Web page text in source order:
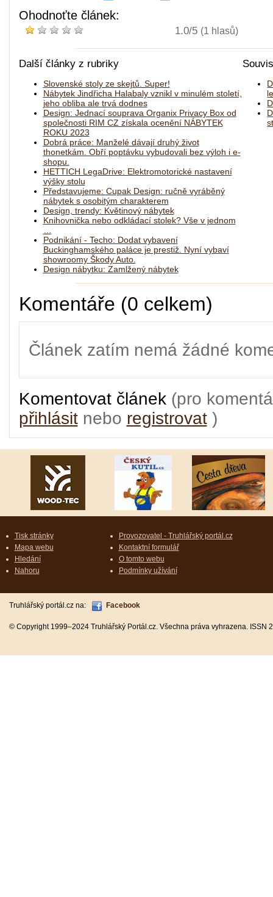
Ohodnoťte článek:
1.0/5 (1 hlasů)
Další články z rubriky
Slovenské stoly ze skejtů. Super!
Nábytek Jindřicha Halabaly vznikl v minulém století,
jeho obliba ale trvá dodnes
Design: Jednací souprava Organix Privacy Box od
společnosti RIM CZ získala ocenění NÁBYTEK
ROKU 2023
Dobrá práce: Manželé dávají druhý život
thonetkám. Obří poptávku vybudovali bez výloh i e-
shopu.
HETTICH LegaDrive: Elektromotorické nastavení
výšky stolu
Představujeme: Cupak Design: ručně vyráběný
nábytek s osobitým charakterem
Design, trendy: Květinový nábytek
Knihovnička nebo odkládací stolek? Vše v jednom
Podnikání - Techo: Dodat vybavení
Buckinghamského paláce je prestiž. Nyní vybaví
showroomy Škody Auto.
Design nábytku: Zamlžený nábytek
Komentáře (0 celkem)
Článek zatím nemá žádné
Komentovat článek (pro
přihlásitnebo registrovat)
Tisk stránky
Mapa webu
Hledání
Nahoru
Provozovatel - Truhlářský portál.cz
Kontaktní formulář
O tomto webu
Podmínky užívání
Truhlářský portál.cz na: Facebook
© Copyright 1999–2024 Truhlářský Portál.cz. Všechna práva vyhrazena.